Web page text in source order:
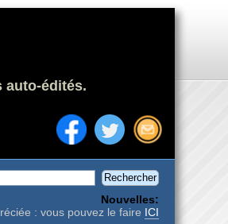
auto-édités.
Nouvelles:
: vous pouvez le faire ICI